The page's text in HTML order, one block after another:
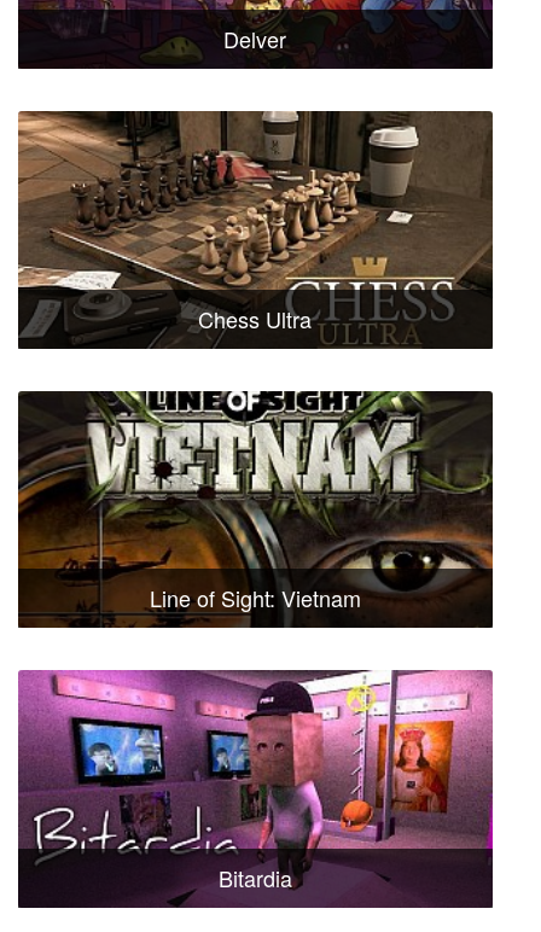
Delver
Chess Ultra
Line of Sight: Vietnam
Bitardia